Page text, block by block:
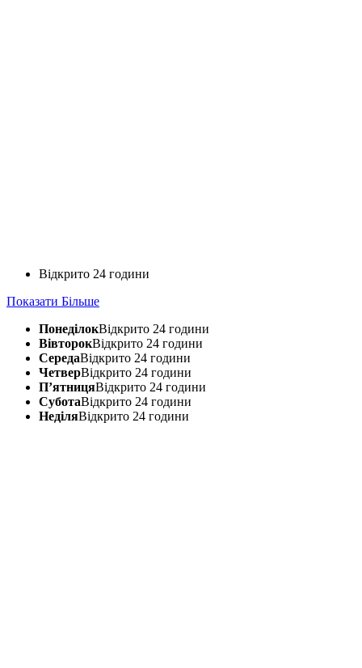
Відкрито 24 години
Показати Більше
ПонеділокВідкрито 24 години
ВівторокВідкрито 24 години
СередаВідкрито 24 години
ЧетверВідкрито 24 години
П’ятницяВідкрито 24 години
СуботаВідкрито 24 години
НеділяВідкрито 24 години